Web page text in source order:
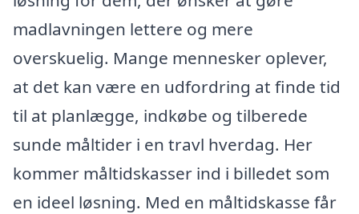
madlavningen lettere og mere
overskuelig. Mange mennesker oplever,
at det kan være en udfordring at finde tid
til at planlægge, indkøbe og tilberede
sunde måltider i en travl hverdag. Her
kommer måltidskasser ind i billedet som
en ideel løsning. Med en måltidskasse får